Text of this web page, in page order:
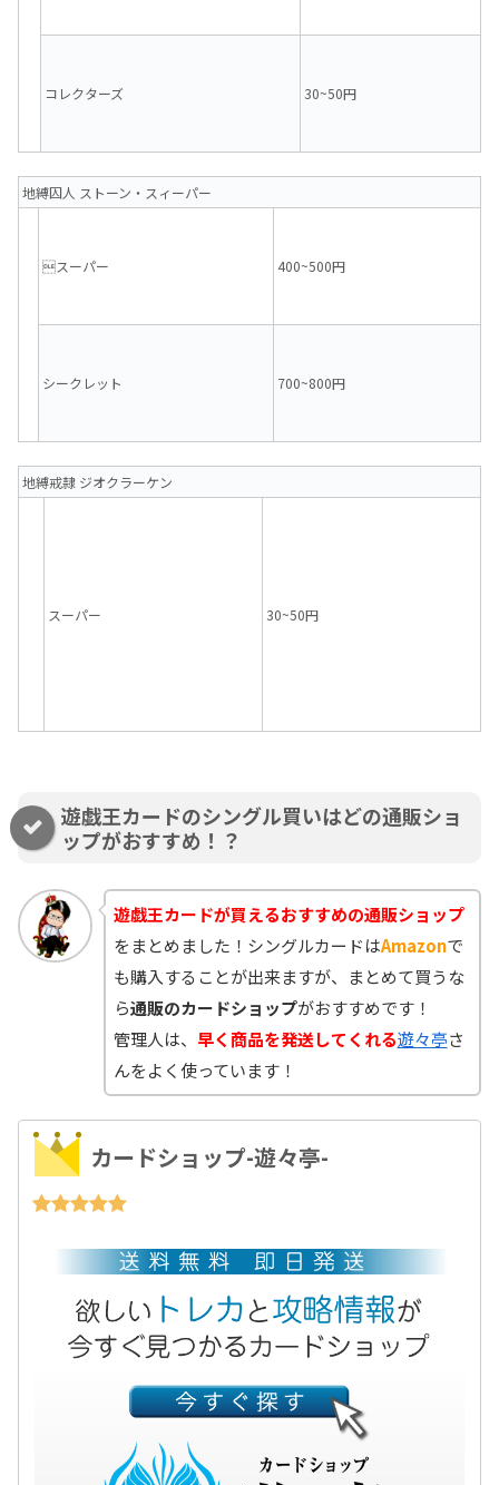
コレクターズ 30~50円
地縛囚人 ストーン・スィーパー
スーパー 400~500円
シークレット 700~800円
地縛戒隷 ジオクラーケン
スーパー 30~50円
遊戯王カードのシングル買いはどの通販ショ
ップがおすすめ！？
遊戯王カードが買えるおすすめの通販ショップ
をまとめました！シングルカードはAmazonで
も購入することが出来ますが、まとめて買うな
ら通販のカードショップがおすすめです！
管理人は、 早く商品を発送してくれる遊々亭さ
んをよく使っています！
カードショップ-遊々亭-